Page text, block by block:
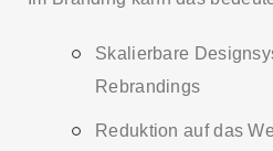
Skalierbare
Rebrandings
Reduktion auf das